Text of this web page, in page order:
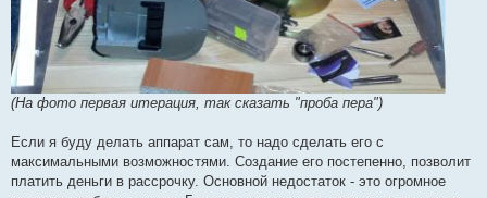
(На фото первая итерация, так сказать "проба пера")
Если я буду делать аппарат сам, то надо сделать его с
максимальными возможностями. Создание его постепенно, позволит
платить деньги в рассрочку. Основной недостаток - это огромное